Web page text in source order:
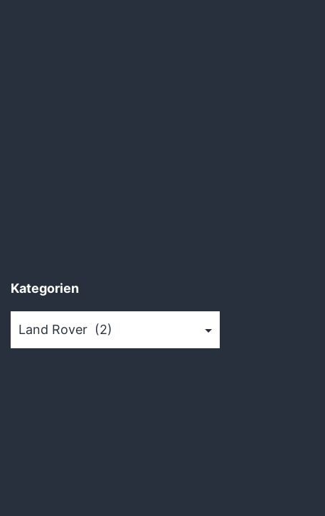
Kategorien